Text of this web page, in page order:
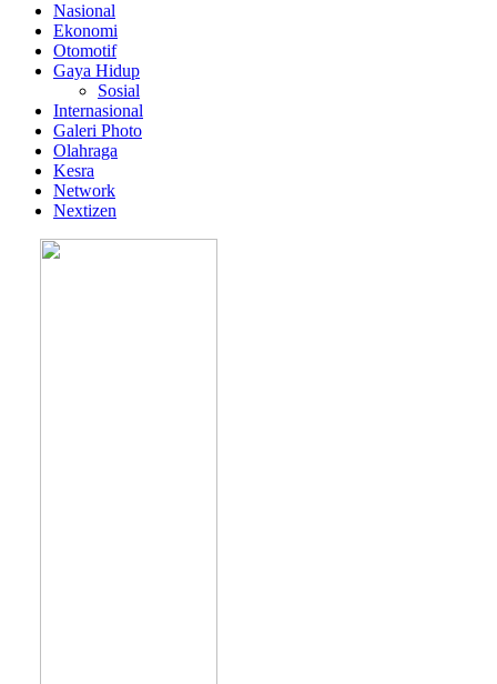
Nasional
Ekonomi
Otomotif
Gaya Hidup
Sosial
Internasional
Galeri Photo
Olahraga
Kesra
Network
Nextizen